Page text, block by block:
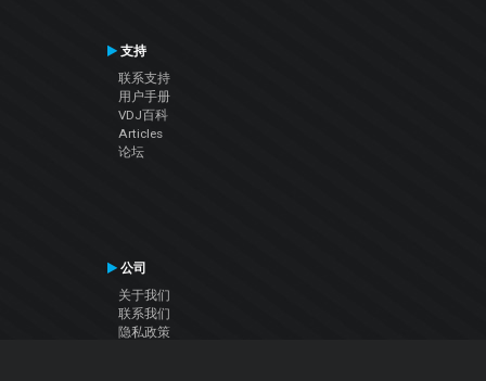
支持
联系支持
用户手册
VDJ百科
Articles
论坛
公司
关于我们
联系我们
隐私政策